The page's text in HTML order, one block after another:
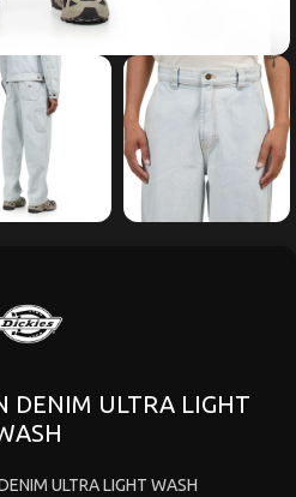
DENIM ULTRA LIGHT
ULTRA LIGHT WASH